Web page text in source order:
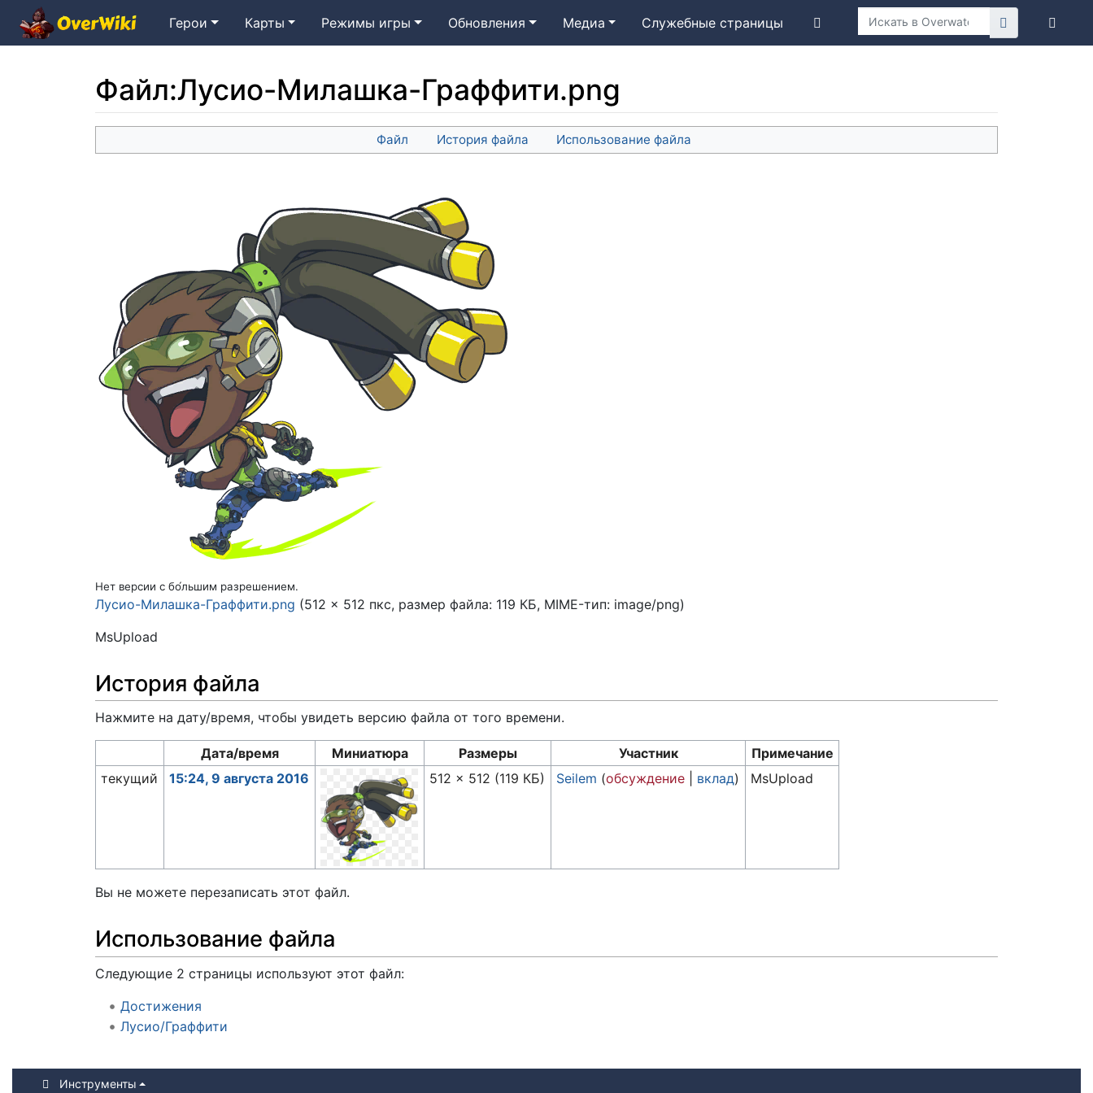
Герои Карты Режимы игры Обновления Медиа Служебные страницы
Файл:Лусио-Милашка-Граффити.png
Файл История файла Использование файла
Нет версии с бо́льшим разрешением.
Лусио-Милашка-Граффити.png (512 × 512 пкс, размер файла: 119 КБ, MIME-тип: image/png)
MsUpload
История файла
Нажмите на дату/время, чтобы увидеть версию файла от того времени.
Дата/время Миниатюра Размеры Участник
Примечание
текущий
15:24, 9 августа 2016 512 × 512 (119 КБ) Seilem (обсуждение вклад) MsUpload
Вы не можете перезаписать этот файл.
Использование файла
Следующие 2 страницы используют этот файл:
Достижения
Лусио/Граффити
Инструменты